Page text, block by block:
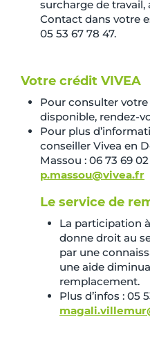
surcharge de travail,
Contact dans votre
05 53 67 78 47.
Votre crédit VIVEA
Pour consulter
disponible, rendez-
Pour plus
conseiller Vivea en
Massou : 06 73 69
p.massou@vivea.fr
Le service de
La participation
donne droit au
par une
une aide
remplacement.
Plus d’infos : 05